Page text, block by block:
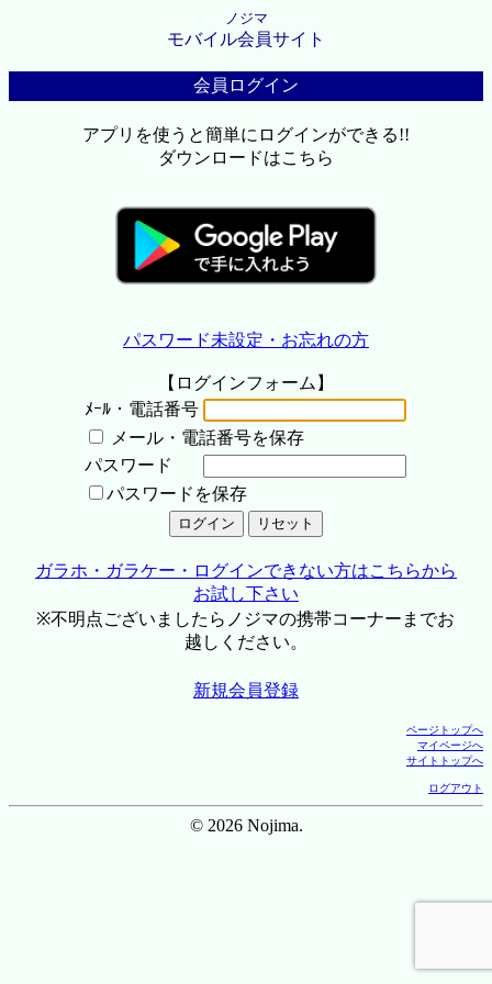
ノジマ
モバイル会員サイト
会員ログイン
アプリを使うと簡単にログインができる!!
ダウンロードはこちら
パスワード未設定・お忘れの方
【ログインフォーム】
ﾒｰﾙ・電話番号
メール・電話番号を保存
パスワード
パスワードを保存
ガラホ・ガラケー・ログインできない方はこちらから
お試し下さい
※不明点ございましたらノジマの携帯コーナーまでお
越しください。
新規会員登録
ページトップへ
マイページへ
サイトトップへ
ログアウト
© 2026 Nojima.